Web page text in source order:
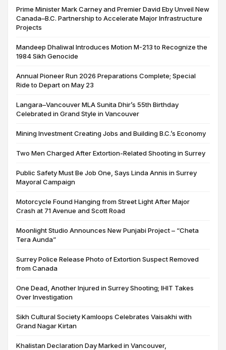
Prime Minister Mark Carney and Premier David Eby Unveil New
Canada–B.C. Partnership to Accelerate Major Infrastructure
Projects
Mandeep Dhaliwal Introduces Motion M-213 to Recognize the
1984 Sikh Genocide
Annual Pioneer Run 2026 Preparations Complete; Special
Ride to Depart on May 23
Langara–Vancouver MLA Sunita Dhir’s 55th Birthday
Celebrated in Grand Style in Vancouver
Mining Investment Creating Jobs and Building B.C.’s Economy
Two Men Charged After Extortion-Related Shooting in Surrey
Public Safety Must Be Job One, Says Linda Annis in Surrey
Mayoral Campaign
Motorcycle Found Hanging from Street Light After Major
Crash at 71 Avenue and Scott Road
Moonlight Studio Announces New Punjabi Project – “Cheta
Tera Aunda”
Surrey Police Release Photo of Extortion Suspect Removed
from Canada
One Dead, Another Injured in Surrey Shooting; IHIT Takes
Over Investigation
Sikh Cultural Society Kamloops Celebrates Vaisakhi with
Grand Nagar Kirtan
Khalistan Declaration Day Marked in Vancouver,